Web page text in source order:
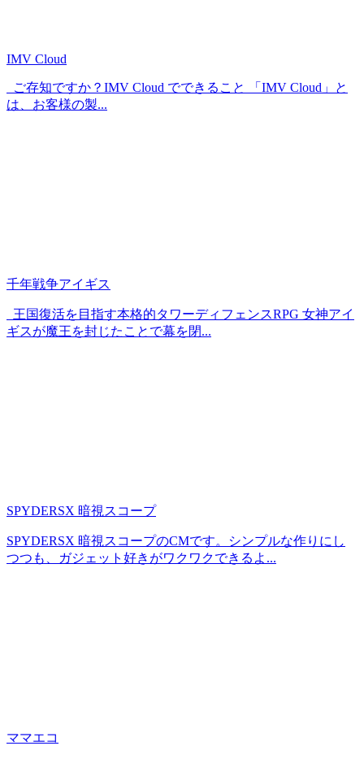
IMV Cloud
ご存知ですか？IMV Cloud でできること 「IMV Cloud」と
は、お客様の製...
千年戦争アイギス
王国復活を目指す本格的タワーディフェンスRPG 女神アイ
ギスが魔王を封じたことで幕を閉...
SPYDERSX 暗視スコープ
SPYDERSX 暗視スコープのCMです。シンプルな作りにし
つつも、ガジェット好きがワクワクできるよ...
ママエコ